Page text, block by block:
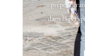
dans la